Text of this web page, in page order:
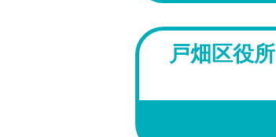
戸畑区役所